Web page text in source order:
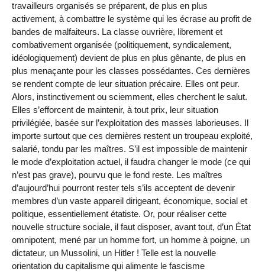
travailleurs organisés se préparent, de plus en plus
activement, à combattre le système qui les écrase au profit de
bandes de malfaiteurs. La classe ouvrière, librement et
combativement organisée (politiquement, syndicalement,
idéologiquement) devient de plus en plus gênante, de plus en
plus menaçante pour les classes possédantes. Ces dernières
se rendent compte de leur situation précaire. Elles ont peur.
Alors, instinctivement ou sciemment, elles cherchent le salut.
Elles s’efforcent de maintenir, à tout prix, leur situation
privilégiée, basée sur l’exploitation des masses laborieuses. Il
importe surtout que ces dernières restent un troupeau exploité,
salarié, tondu par les maîtres. S’il est impossible de maintenir
le mode d’exploitation actuel, il faudra changer le mode (ce qui
n’est pas grave), pourvu que le fond reste. Les maîtres
d’aujourd’hui pourront rester tels s’ils acceptent de devenir
membres d’un vaste appareil dirigeant, économique, social et
politique, essentiellement étatiste. Or, pour réaliser cette
nouvelle structure sociale, il faut disposer, avant tout, d’un État
omnipotent, mené par un homme fort, un homme à poigne, un
dictateur, un Mussolini, un Hitler ! Telle est la nouvelle
orientation du capitalisme qui alimente le fascisme